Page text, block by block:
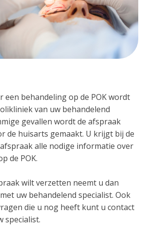
een behandeling op de POK wordt
van uw behandelend
gevallen wordt de afspraak
de huisarts gemaakt. U krijgt bij de
alle nodige informatie over
de POK.
wilt verzetten neemt u dan
uw behandelend specialist. Ook
die u nog heeft kunt u contact
specialist.